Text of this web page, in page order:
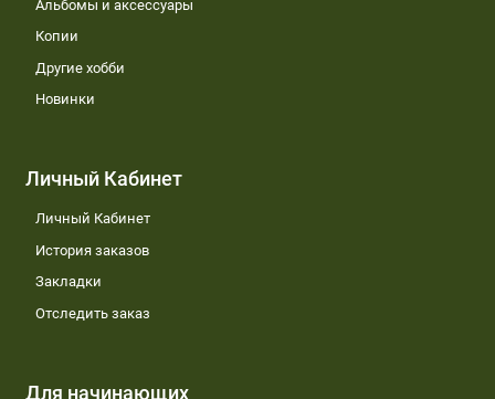
Альбомы и аксессуары
Копии
Другие хобби
Новинки
Личный Кабинет
Личный Кабинет
История заказов
Закладки
Отследить заказ
Для начинающих